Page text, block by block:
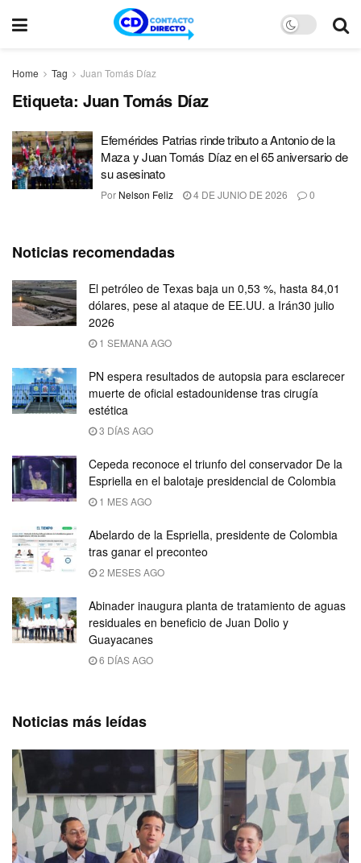
Home Tag Juan Tomás Díaz
Etiqueta: Juan Tomás Díaz
Efemérides Patrias rinde tributo a Antonio de la
Maza y Juan Tomás Díaz en el 65 aniversario de
su asesinato
Por Nelson Feliz 4 DE JUNIO DE 2026 0
Noticias recomendadas
El petróleo de Texas baja un 0,53 %, hasta 84,01
dólares, pese al ataque de EE.UU. a Irán30 julio
2026
1 SEMANA AGO
PN espera resultados de autopsia para esclarecer
muerte de oficial estadounidense tras cirugía
estética
3 DÍAS AGO
Cepeda reconoce el triunfo del conservador De la
Espriella en el balotaje presidencial de Colombia
1 MES AGO
Abelardo de la Espriella, presidente de Colombia
tras ganar el preconteo
2 MESES AGO
Abinader inaugura planta de tratamiento de aguas
residuales en beneficio de Juan Dolio y
Guayacanes
6 DÍAS AGO
Noticias más leídas